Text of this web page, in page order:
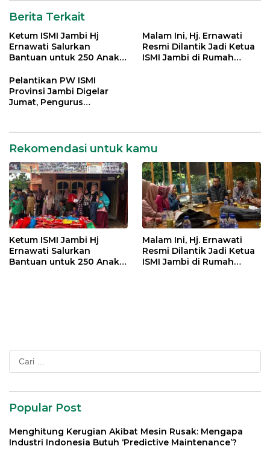
Berita Terkait
Ketum ISMI Jambi Hj
Ernawati Salurkan
Bantuan untuk 250 Anak
Malam Ini, Hj. Ernawati
Resmi Dilantik Jadi Ketua
ISMI Jambi di Rumah
Pelantikan PW ISMI
Provinsi Jambi Digelar
Jumat, Pengurus
Rekomendasi untuk kamu
Ketum ISMI Jambi Hj
Ernawati Salurkan
Bantuan untuk 250 Anak
Malam Ini, Hj. Ernawati
Resmi Dilantik Jadi Ketua
ISMI Jambi di Rumah
Cari
untuk:
Popular Post
Menghitung Kerugian Akibat Mesin Rusak: Mengapa
Industri Indonesia Butuh ‘Predictive Maintenance’?